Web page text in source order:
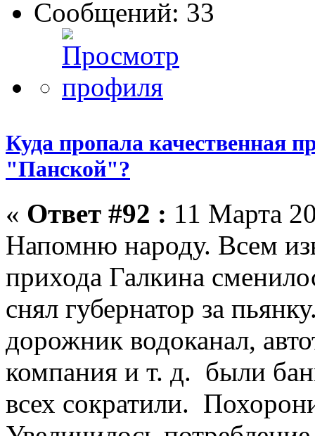
Сообщений: 33
Куда пропала качественная
"Панской"?
« Ответ #92 : 11 Марта
Напомню народу. Всем
прихода Галкина
снял губернатор за
дорожник водоканал,
компания и т. д. были
всех сократили.